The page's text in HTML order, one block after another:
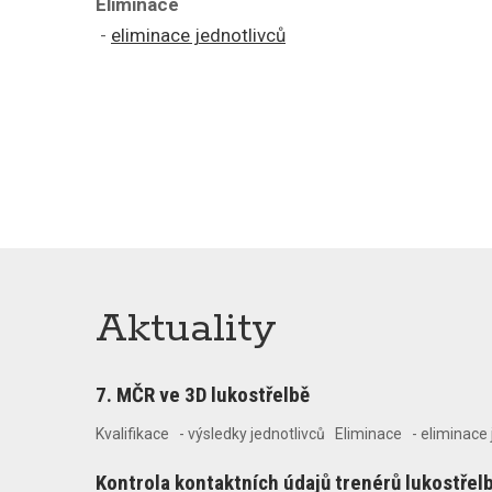
- eliminace jednotlivců
Aktuality
7. MČR ve 3D lukostřelbě
Kvalifikace - výsledky jednotlivců Eliminace - eliminace
Kontrola kontaktních údajů trenérů